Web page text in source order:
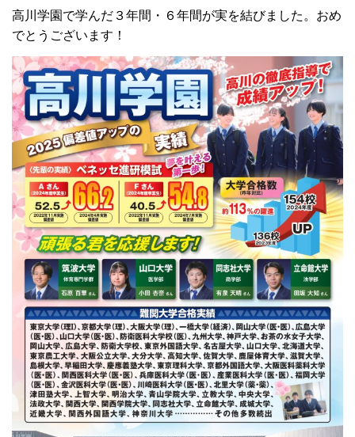
高川学園で学んだ３年間・６年間が実を結びました。おめ
でとうございます！